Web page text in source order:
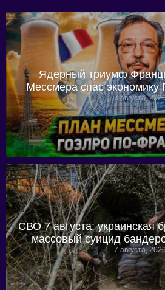
Ядерный триумф
Мессмера спас экономику
7 августа,
СВО 7 августа: украинская
массовый суицид
7 августа,